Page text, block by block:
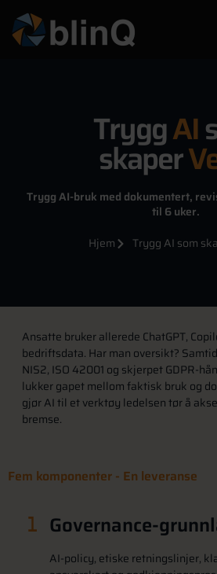
TryggAI
skaper
Trygg AI-bruk med dokumentert,
til 6 uker.
Hjem
Trygg AI som
Ansatte bruker allerede ChatGPT,
bedriftsdata. Har man oversikt?
NIS2, ISO 42001 og skjerpet GDPR-
lukker gapet mellom faktisk bruk og
gjør AI til et verktøy ledelsen tør å
bremse.
Fem komponenter - En leveranse
Governance-
AI-policy, etiske retningslinjer,